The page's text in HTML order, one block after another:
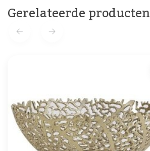
Gerelateerde producten